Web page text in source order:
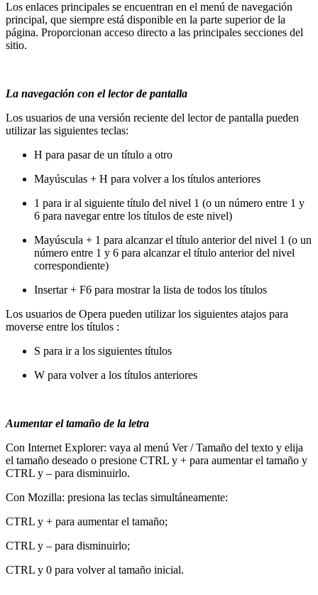
Los enlaces principales se encuentran en el menú de navegación
principal, que siempre está disponible en la parte superior de la
página. Proporcionan acceso directo a las principales secciones del
sitio.
La navegación con el lector de pantalla
Los usuarios de una versión reciente del lector de pantalla pueden
utilizar las siguientes teclas:
H para pasar de un título a otro
Mayúsculas + H para volver a los títulos anteriores
1 para ir al siguiente título del nivel 1 (o un número entre 1 y
6 para navegar entre los títulos de este nivel)
Mayúscula + 1 para alcanzar el título anterior del nivel 1 (o un
número entre 1 y 6 para alcanzar el título anterior del nivel
correspondiente)
Insertar + F6 para mostrar la lista de todos los títulos
Los usuarios de Opera pueden utilizar los siguientes atajos para
moverse entre los títulos :
S para ir a los siguientes títulos
W para volver a los títulos anteriores
Aumentar el tamaño de la letra
Con Internet Explorer: vaya al menú Ver / Tamaño del texto y elija
el tamaño deseado o presione CTRL y + para aumentar el tamaño y
CTRL y – para disminuirlo.
Con Mozilla: presiona las teclas simultáneamente:
CTRL y + para aumentar el tamaño;
CTRL y – para disminuirlo;
CTRL y 0 para volver al tamaño inicial.